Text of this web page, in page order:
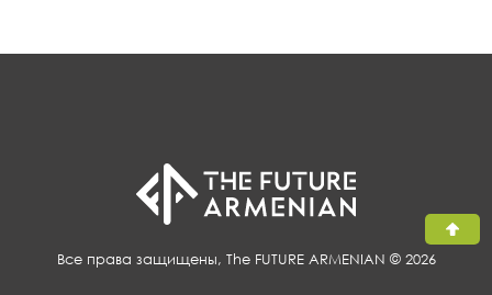
Все права защищены, The FUTURE ARMENIAN © 2026